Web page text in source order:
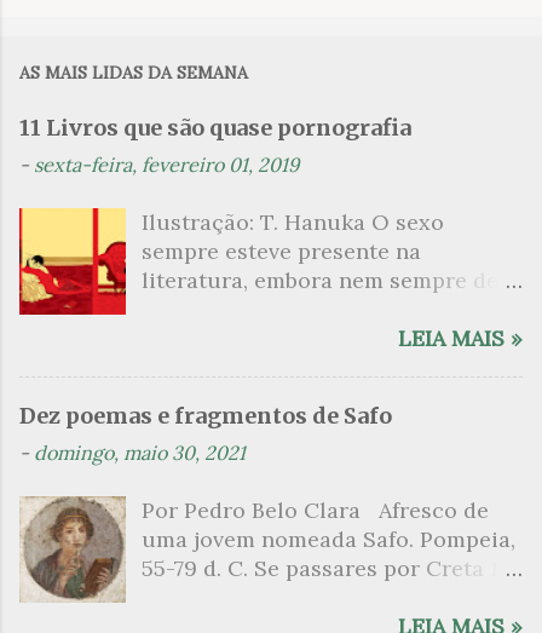
n
t
i
o
AS MAIS LIDAS DA SEMANA
11 Livros que são quase pornografia
- sexta-feira, fevereiro 01, 2019
Ilustração: T. Hanuka O sexo
sempre esteve presente na
literatura, embora nem sempre de
que mergulharam em sua própria
psicanalítico e findaram por revelar
a partir dessa intimidade o lado
apresenta um conjunto de livros
nos quais os escritores se
desnudam, livros que dispensam o
LEIA MAIS »
Dez poemas e fragmentos de Safo
- domingo, maio 30, 2021
Por Pedro Belo Clara Afresco de
uma jovem nomeada Safo. Pompeia,
55-79 d. C. Se passares por Creta 1
grato é o pomar de macieiras e do
LEIA MAIS »